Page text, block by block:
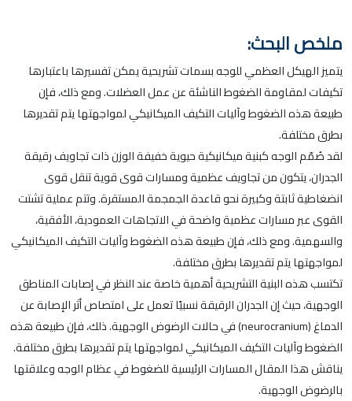
ملخص البحث:
يتميز الهيكل العظمي للوجه بسمات تشريحية يمكن تفسيرها باعتبارها
تكيفات لمقاومة الضغوط الناشئة عن عمل العضلات. ومع ذلك، فإن
طبيعة هذه الضغوط وآليات التكيف الميكانيكي لمواجهتها يتم تقديرها
بطرق مختلفة.
لقد صُمّم الوجه كبنية ميكانيكية حيوية خفيفة الوزن ذات تجاويف رقيقة
الجدران، يتكون من تجاويف عظمية ومسارات قوى قوية تنقل قوى
انضغاطية ثابتة وكبيرة نحو قاعدة الجمجمة المستقرة. وتتم عملية تشتت
القوى عبر مسارات عظمية واضحة في الاتجاهات العمودية، الأفقية،
والسهمية. ومع ذلك، فإن طبيعة هذه الضغوط وآليات التكيف الميكانيكي
لمواجهتها يتم تقديرها بطرق مختلفة.
تكتسب هذه البنية التشريحية أهمية خاصة عند النظر في إصابات المناطق
الوجهية، حيث إن الجدران الرقيقة نسبيًا تعمل على امتصاص أثر الإصابة عن
الدماغ (neurocranium) في حالات الرضوض الوجهية. ذلك، فإن طبيعة هذه
الضغوط وآليات التكيف الميكانيكي لمواجهتها يتم تقديرها بطرق مختلفة.
يناقش هذا المقال المسارات الرئيسية للضغوط في عظام الوجه وعلاقتها
بالرضوض الوجهية.